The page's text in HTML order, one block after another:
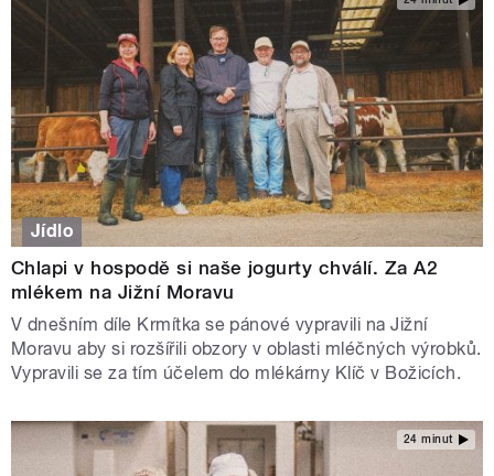
Jídlo
Chlapi v hospodě si naše jogurty chválí. Za A2
mlékem na Jižní Moravu
V dnešním díle Krmítka se pánové vypravili na Jižní
Moravu aby si rozšířili obzory v oblasti mléčných výrobků.
Vypravili se za tím účelem do mlékárny Klíč v Božicích.
24 minut